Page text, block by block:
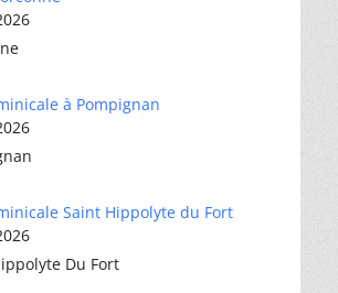
à Pompignan
Saint Hippolyte du Fort
Du Fort